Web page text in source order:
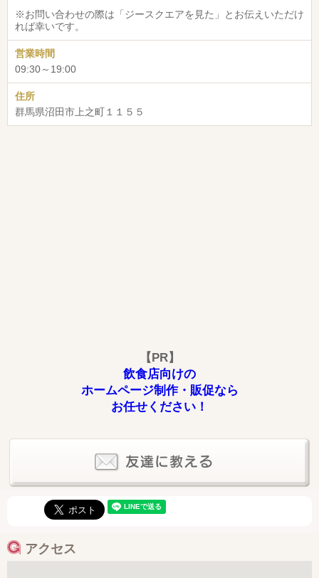
※お問い合わせの際は「ジースクエアを見た」とお伝えいただけ
れば幸いです。
営業時間
09:30～19:00
住所
群馬県沼田市上之町１１５５
【PR】
飲食店向けの
ホームページ制作・販促なら
お任せください！
アクセス